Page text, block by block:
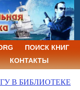
ПОИСК КНИГ
КОНТАКТЫ
В БИБЛИОТЕКЕ